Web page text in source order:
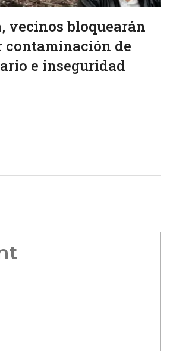
vecinos bloquearán
contaminación de
e inseguridad